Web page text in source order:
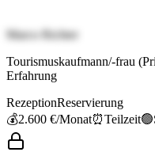
Marco Richter
Tourismuskaufmann/-frau
Erfahrung
RezeptionReservierung
💰2.600 €/Monat⏰Teilzeit🟢